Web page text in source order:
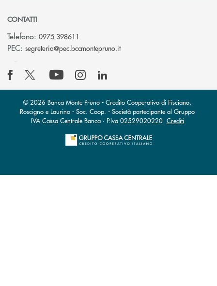
CONTATTI
Telefono: 0975 398611
PEC: segreteria@pec.bccmontepruno.it(si apre l’app di posta
© 2026 Banca Monte Pruno - Credito Cooperativo di Fisciano,
Roscigno e Laurino - Soc. Coop. - Società partecipante al Gruppo
IVA Cassa Centrale Banca · P.Iva 02529020220 Crediti